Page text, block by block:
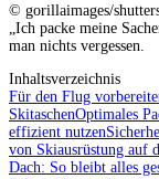
© gorillaimages/
„Ich packe meine
man nichts vergessen.
Inhaltsverzeichnis
Für den Flug
SkitaschenOptimales
effizient nutzen
von Skiausrüstung auf
Dach: So bleibt alles